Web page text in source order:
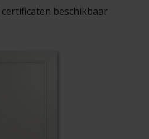
certificaten beschikbaar